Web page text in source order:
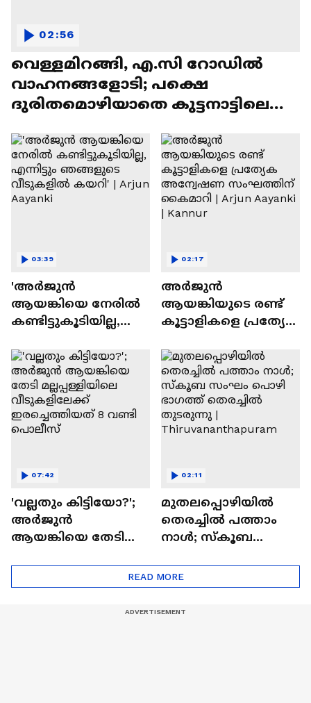
വെള്ളമിറങ്ങി, എ.സി റോഡിൽ
വാഹനങ്ങളോടി; പക്ഷെ
ദുരിതമൊഴിയാതെ കുട്ടനാട്ടിലെ
02:56
'അർജുൻ
ആയങ്കിയെ നേരിൽ
കണ്ടിട്ടുകൂടിയില്ല,
വീടുകളിൽ കയറി' |
Arjun Aayanki
03:39
അർജുൻ
ആയങ്കിയുടെ രണ്ട്
കൂട്ടാളികളെ പ്രത്യേക
സംഘത്തിന്
കൈമാറി | Arjun
Aayanki | Kannur
02:17
'വല്ലതും കിട്ടിയോ?';
അർജുൻ
ആയങ്കിയെ തേടി
ഇരച്ചെത്തിയത് 8
07:42
മുതലപ്പൊഴിയിൽ
തെരച്ചിൽ പത്താം
നാൾ; സ്കൂബ
ഭാഗത്ത് തെരച്ചിൽ
തുടരുന്നു |
02:11
READ MORE